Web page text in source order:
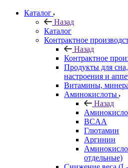
Каталог
Назад
Каталог
Контрактное
Назад
Контрактное
Продукты для
настроения и
Витамины,
Аминокислоты
Назад
BCAA
Глютамин
Аргинин
отдельные)